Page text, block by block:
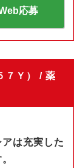
応募
７Ｙ） / 薬
は充実した